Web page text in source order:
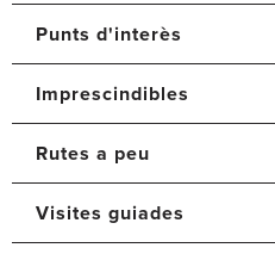
Punts d'interès
Imprescindibles
Rutes a peu
Visites guiades